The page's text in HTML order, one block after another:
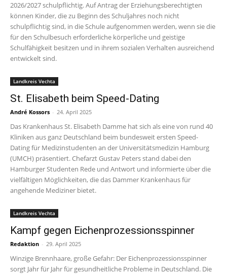
2026/2027 schulpflichtig. Auf Antrag der Erziehungsberechtigten
können Kinder, die zu Beginn des Schuljahres noch nicht
schulpflichtig sind, in die Schule aufgenommen werden, wenn sie die
für den Schulbesuch erforderliche körperliche und geistige
Schulfähigkeit besitzen und in ihrem sozialen Verhalten ausreichend
entwickelt sind.
Landkreis Vechta
St. Elisabeth beim Speed-Dating
André Kossors - 24. April 2025
Das Krankenhaus St. Elisabeth Damme hat sich als eine von rund 40
Kliniken aus ganz Deutschland beim bundesweit ersten Speed-
Dating für Medizinstudenten an der Universitätsmedizin Hamburg
(UMCH) präsentiert. Chefarzt Gustav Peters stand dabei den
Hamburger Studenten Rede und Antwort und informierte über die
vielfältigen Möglichkeiten, die das Dammer Krankenhaus für
angehende Mediziner bietet.
Landkreis Vechta
Kampf gegen Eichenprozessionsspinner
Redaktion - 29. April 2025
Winzige Brennhaare, große Gefahr: Der Eichenprozessionsspinner
sorgt Jahr für Jahr für gesundheitliche Probleme in Deutschland. Die